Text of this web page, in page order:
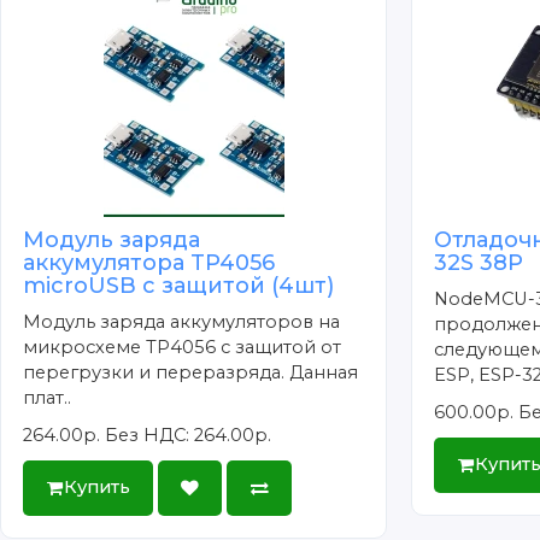
Модуль заряда
аккумулятора TP4056
microUSB с защитой (4шт)
Модуль заряда аккумуляторов на
микросхеме TP4056 с защитой от
перегрузки и переразряда. Данная
плат..
264.00р. Без НДС: 264.00р.
Купить
32S 38P
ESP, ESP-
600.00р.
Купить